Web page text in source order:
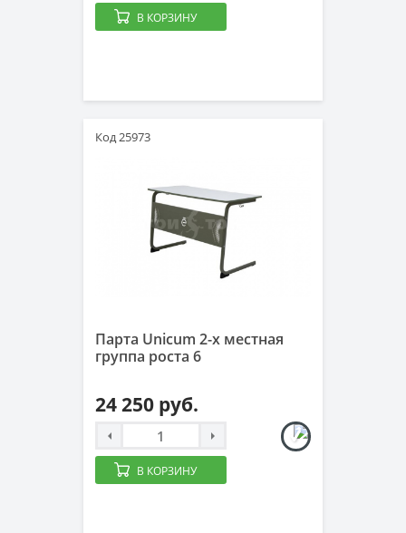
В КОРЗИНУ
Код 25973
Парта Unicum 2-х местная
группа роста 6
24 250 руб.
В КОРЗИНУ